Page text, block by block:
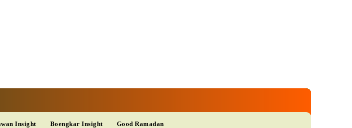
Insight Boengkar Insight Good Ramadan